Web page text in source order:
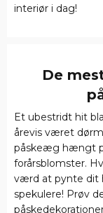
interiør i dag!
De
Et ubestridt hit
årevis været
påskeæg hængt
forårsblomster.
værd at pynte dit
spekulere! Prøv